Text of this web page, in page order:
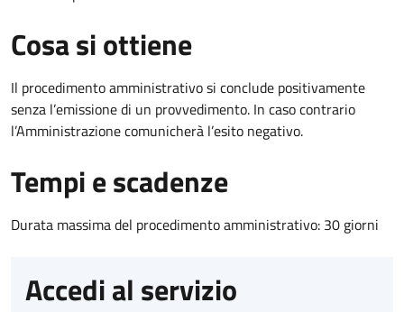
Cosa si ottiene
Il procedimento amministrativo si conclude positivamente
senza l’emissione di un provvedimento. In caso contrario
l’Amministrazione comunicherà l’esito negativo.
Tempi e scadenze
Durata massima del procedimento amministrativo: 30 giorni
Accedi al servizio